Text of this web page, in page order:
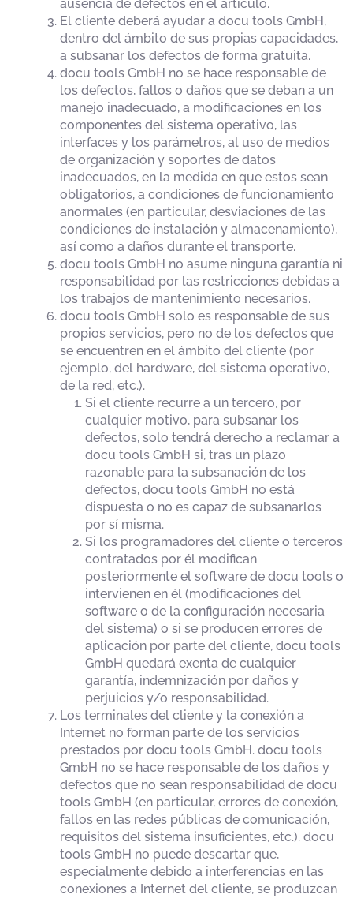
ausencia de defectos en el artículo.
El cliente deberá ayudar a docu tools GmbH,
dentro del ámbito de sus propias capacidades,
a subsanar los defectos de forma gratuita.
docu tools GmbH no se hace responsable de
los defectos, fallos o daños que se deban a un
manejo inadecuado, a modificaciones en los
componentes del sistema operativo, las
interfaces y los parámetros, al uso de medios
de organización y soportes de datos
inadecuados, en la medida en que estos sean
obligatorios, a condiciones de funcionamiento
anormales (en particular, desviaciones de las
condiciones de instalación y almacenamiento),
así como a daños durante el transporte.
docu tools GmbH no asume ninguna garantía ni
responsabilidad por las restricciones debidas a
los trabajos de mantenimiento necesarios.
docu tools GmbH solo es responsable de sus
propios servicios, pero no de los defectos que
se encuentren en el ámbito del cliente (por
ejemplo, del hardware, del sistema operativo,
de la red, etc.).
Si el cliente recurre a un tercero, por
cualquier motivo, para subsanar los
defectos, solo tendrá derecho a reclamar a
docu tools GmbH si, tras un plazo
razonable para la subsanación de los
defectos, docu tools GmbH no está
dispuesta o no es capaz de subsanarlos
por sí misma.
Si los programadores del cliente o terceros
contratados por él modifican
posteriormente el software de docu tools o
intervienen en él (modificaciones del
software o de la configuración necesaria
del sistema) o si se producen errores de
aplicación por parte del cliente, docu tools
GmbH quedará exenta de cualquier
garantía, indemnización por daños y
perjuicios y/o responsabilidad.
Los terminales del cliente y la conexión a
Internet no forman parte de los servicios
prestados por docu tools GmbH. docu tools
GmbH no se hace responsable de los daños y
defectos que no sean responsabilidad de docu
tools GmbH (en particular, errores de conexión,
fallos en las redes públicas de comunicación,
requisitos del sistema insuficientes, etc.). docu
tools GmbH no puede descartar que,
especialmente debido a interferencias en las
conexiones a Internet del cliente, se produzcan